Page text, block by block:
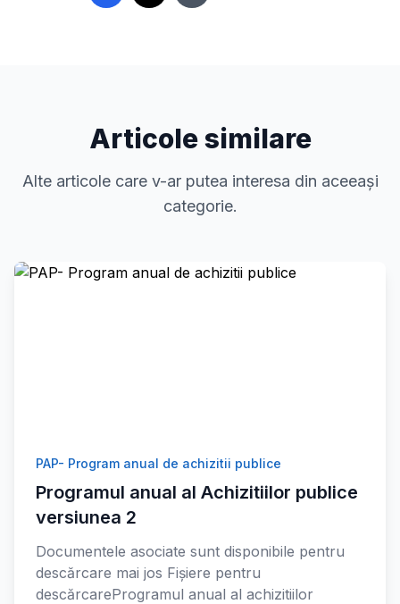
Articole similare
Alte articole care v-ar putea interesa din aceeași
categorie.
PAP- Program anual de achizitii publice
Programul anual al Achizitiilor publice
versiunea 2
Documentele asociate sunt disponibile pentru
descărcare mai jos Fișiere pentru
descărcareProgramul anual al achizitiilor